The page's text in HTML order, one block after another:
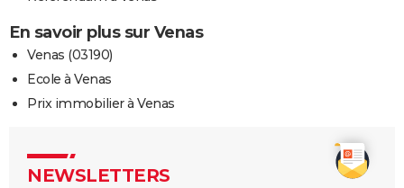
En savoir plus sur Venas
Venas (03190)
Ecole à Venas
Prix immobilier à Venas
NEWSLETTERS